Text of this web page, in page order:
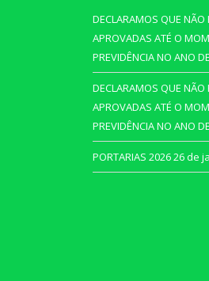
DECLARAMOS QUE
APROVADAS ATÉ O
PREVIDÊNCIA NO ANO
DECLARAMOS QUE
APROVADAS ATÉ O
PREVIDÊNCIA NO ANO
PORTARIAS 202626 de